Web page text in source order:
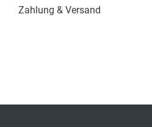
Fachdisziplin
Zahlung & Versand